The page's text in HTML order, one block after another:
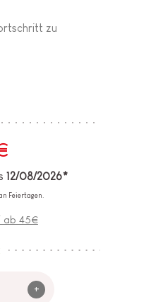
zu
12/08/2026*
Feiertagen.
ab 45€
+